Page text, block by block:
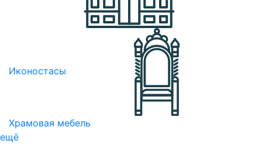
Иконостасы
Храмовая мебель
ещё